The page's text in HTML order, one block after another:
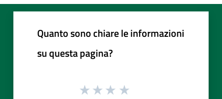
Quanto sono chiare le informazioni
su questa pagina?